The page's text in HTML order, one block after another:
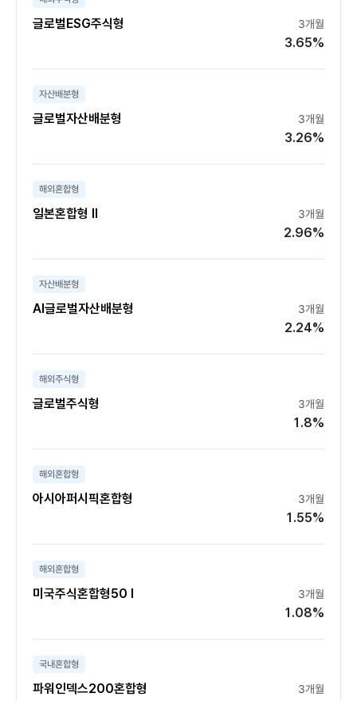
글로벌ESG주식형 3개월
3.65%
자산배분형
글로벌자산배분형 3개월
3.26%
해외혼합형
일본혼합형 II 3개월
2.96%
자산배분형
AI글로벌자산배분형 3개월
2.24%
해외주식형
글로벌주식형 3개월
1.8%
해외혼합형
아시아퍼시픽혼합형 3개월
1.55%
해외혼합형
미국주식혼합형50 Ⅰ 3개월
1.08%
국내혼합형
파워인덱스200혼합형 3개월